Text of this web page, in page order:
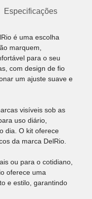
Especificações
é uma escolha
marquem,
para o seu
com design de fio
um ajuste suave e
visíveis sob as
uso diário,
dia. O kit oferece
da marca DelRio.
ou para o cotidiano,
oferece uma
e estilo, garantindo